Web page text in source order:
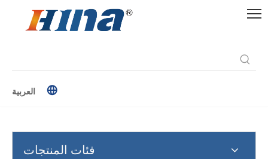
العربية
فئات المنتجات